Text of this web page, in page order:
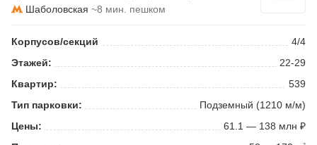
Шаболовская ~8 мин. пешком
Корпусов/секций
4/4
Этажей:
22-29
Квартир:
539
Тип парковки:
Подземный (1210 м/м)
Цены:
61.1 — 138 млн ₽